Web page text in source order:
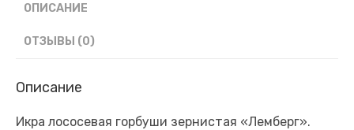
ОПИСАНИЕ
ОТЗЫВЫ (0)
Описание
Икра лососевая горбуши зернистая «Лемберг».